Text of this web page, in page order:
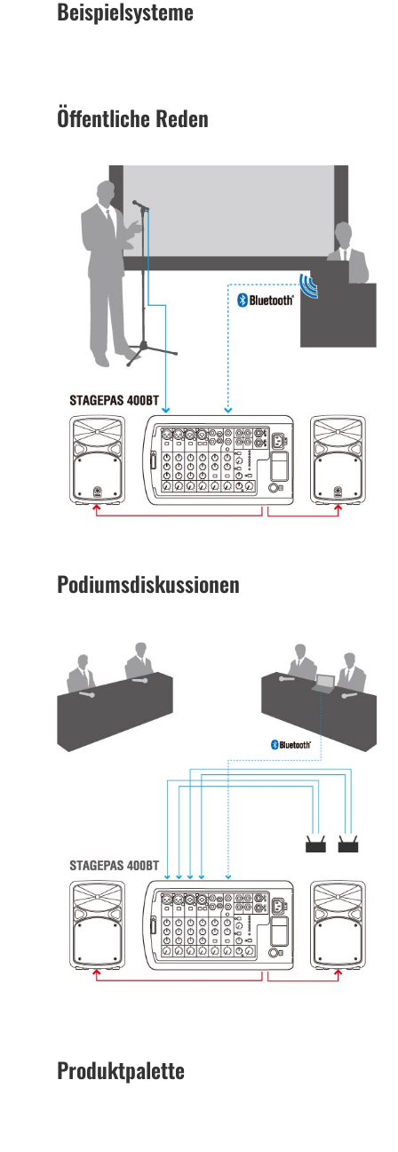
Beispielsysteme
Öffentliche Reden
Podiumsdiskussionen
Produktpalette